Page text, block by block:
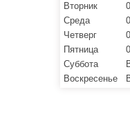
Вторник
Среда
Четверг
Пятница
Суббота
Воскресенье